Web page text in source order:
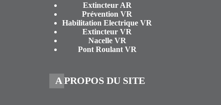
Extincteur AR
Prévention VR
Habilitation Electrique VR
Extincteur VR
Nacelle VR
Pont Roulant VR
A PROPOS DU SITE